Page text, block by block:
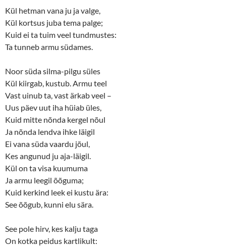
Kül hetman vana ju ja valge,
Kül kortsus juba tema palge;
Kuid ei ta tuim veel tundmustes:
Ta tunneb armu südames.
Noor süda silma-pilgu süles
Kül kiirgab, kustub. Armu teel
Vast uinub ta, vast ärkab veel –
Uus päev uut iha hüiab üles,
Kuid mitte nõnda kergel nõul
Ja nõnda lendva ihke läigil
Ei vana süda vaardu jõul,
Kes angunud ju aja-läigil.
Kül on ta visa kuumuma
Ja armu leegil õõguma;
Kuid kerkind leek ei kustu ära:
See õõgub, kunni elu sära.
See pole hirv, kes kalju taga
On kotka peidus kartlikult: